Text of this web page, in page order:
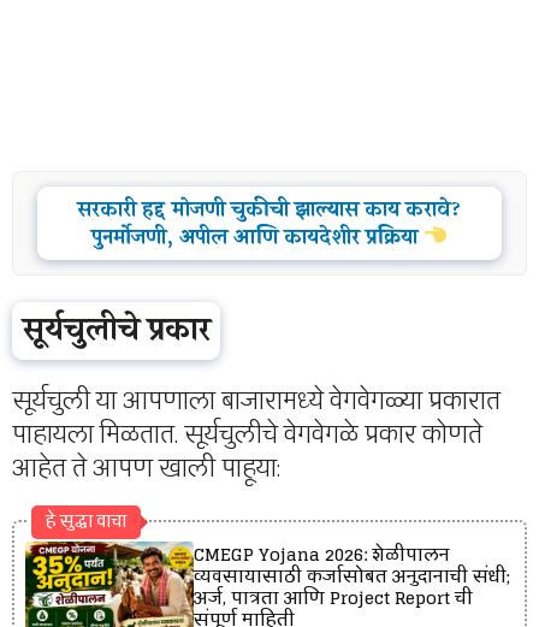
सरकारी हद्द मोजणी चुकीची झाल्यास काय करावे?
पुनर्मोजणी, अपील आणि कायदेशीर प्रक्रिया
सूर्यचुलीचे प्रकार
सूर्यचुली या आपणाला बाजारामध्ये वेगवेगळ्या प्रकारात
पाहायला मिळतात. सूर्यचुलीचे वेगवेगळे प्रकार कोणते
आहेत ते आपण खाली पाहूया:
हे सुद्धा वाचा
CMEGP Yojana 2026: शेळीपालन
व्यवसायासाठी कर्जासोबत अनुदानाची संधी;
अर्ज, पात्रता आणि Project Report ची
संपूर्ण माहिती